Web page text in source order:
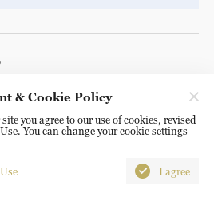
All Rights Reserved. 16A
& Cookie Policy
you agree to our use of cookies, revised
You can change your cookie settings
I agree